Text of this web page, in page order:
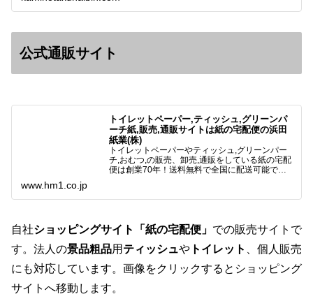
公式通販サイト
トイレットペーパー,ティッシュ,グリーンパ
ーチ紙,販売,通販サイトは紙の宅配便の浜田
紙業(株)
トイレットペーパーやティッシュ,グリーンパー
チ,おむつ,の販売、卸売,通販をしている紙の宅配
便は創業70年！送料無料で全国に配送可能で
様と歩んでまいりま…
www.hm1.co.jp
自社ショッピングサイト「紙の宅配便」 での販売サイトで
す。法人の景品粗品用 ティッシュや トイレット
、個人販売
にも対応しています。画像をクリックするとショッピング
サイトへ移動します。